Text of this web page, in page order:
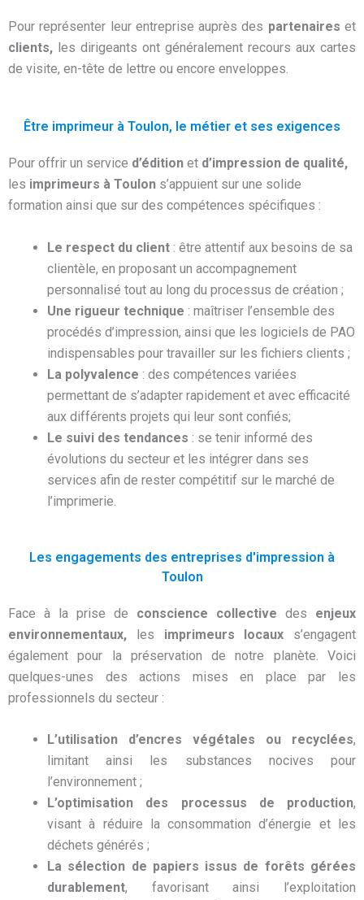
Pour représenter leur entreprise auprès des partenaires et
clients, les dirigeants ont généralement recours aux cartes
de visite, en-tête de lettre ou encore enveloppes.
Être imprimeur à Toulon, le métier et ses exigences
Pour offrir un service d’édition et d’impression de qualité,
les imprimeurs à Toulon s’appuient sur une solide
formation ainsi que sur des compétences spécifiques :
Le respect du client : être attentif aux besoins de sa
clientèle, en proposant un accompagnement
personnalisé tout au long du processus de création ;
Une rigueur technique : maîtriser l’ensemble des
procédés d’impression, ainsi que les logiciels de PAO
indispensables pour travailler sur les fichiers clients ;
La polyvalence : des compétences variées
permettant de s’adapter rapidement et avec efficacité
aux différents projets qui leur sont confiés;
Le suivi des tendances : se tenir informé des
évolutions du secteur et les intégrer dans ses
services afin de rester compétitif sur le marché de
l’imprimerie.
Les engagements des entreprises d'impression à
Toulon
Face à la prise de conscience collective des enjeux
environnementaux, les imprimeurs locaux s’engagent
également pour la préservation de notre planète. Voici
quelques-unes des actions mises en place par les
professionnels du secteur :
L’utilisation d’encres végétales ou recyclées,
limitant ainsi les substances nocives pour
l’environnement ;
L’optimisation des processus de production,
visant à réduire la consommation d’énergie et les
déchets générés ;
La sélection de papiers issus de forêts gérées
durablement, favorisant ainsi l’exploitation